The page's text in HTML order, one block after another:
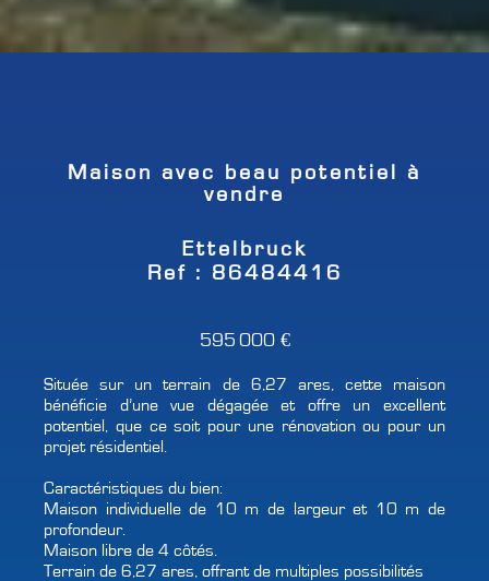
Maison avec beau potentiel à
vendre
Ettelbruck
Ref : 86484416
595 000 €
Située sur un terrain de 6,27 ares, cette maison
bénéficie d’une vue dégagée et offre un excellent
potentiel, que ce soit pour une rénovation ou pour un
projet résidentiel.
Caractéristiques du bien:
Maison individuelle de 10 m de largeur et 10 m de
profondeur.
Maison libre de 4 côtés.
Terrain de 6,27 ares, offrant de multiples possibilités